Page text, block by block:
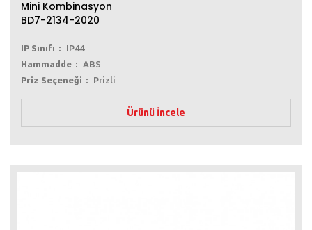
Mini Kombinasyon
BD7-2134-2020
IP Sınıfı
IP44
Hammadde
ABS
Priz Seçeneği
Prizli
Ürünü İncele